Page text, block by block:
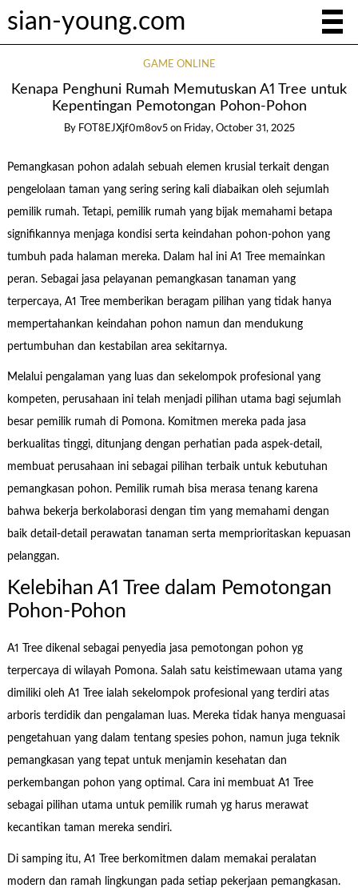
sian-young.com
GAME ONLINE
Kenapa Penghuni Rumah Memutuskan A1 Tree untuk
Kepentingan Pemotongan Pohon-Pohon
By FOT8EJXjf0m8ov5 on Friday, October 31, 2025
Pemangkasan pohon adalah sebuah elemen krusial terkait dengan
pengelolaan taman yang sering sering kali diabaikan oleh sejumlah
pemilik rumah. Tetapi, pemilik rumah yang bijak memahami betapa
signifikannya menjaga kondisi serta keindahan pohon-pohon yang
tumbuh pada halaman mereka. Dalam hal ini A1 Tree memainkan
peran. Sebagai jasa pelayanan pemangkasan tanaman yang
terpercaya, A1 Tree memberikan beragam pilihan yang tidak hanya
mempertahankan keindahan pohon namun dan mendukung
pertumbuhan dan kestabilan area sekitarnya.
Melalui pengalaman yang luas dan sekelompok profesional yang
kompeten, perusahaan ini telah menjadi pilihan utama bagi sejumlah
besar pemilik rumah di Pomona. Komitmen mereka pada jasa
berkualitas tinggi, ditunjang dengan perhatian pada aspek-detail,
membuat perusahaan ini sebagai pilihan terbaik untuk kebutuhan
pemangkasan pohon. Pemilik rumah bisa merasa tenang karena
bahwa bekerja berkolaborasi dengan tim yang memahami dengan
baik detail-detail perawatan tanaman serta memprioritaskan kepuasan
pelanggan.
Kelebihan A1 Tree dalam Pemotongan
Pohon-Pohon
A1 Tree dikenal sebagai penyedia jasa pemotongan pohon yg
terpercaya di wilayah Pomona. Salah satu keistimewaan utama yang
dimiliki oleh A1 Tree ialah sekelompok profesional yang terdiri atas
arboris terdidik dan pengalaman luas. Mereka tidak hanya menguasai
pengetahuan yang dalam tentang spesies pohon, namun juga teknik
pemangkasan yang tepat untuk menjamin kesehatan dan
perkembangan pohon yang optimal. Cara ini membuat A1 Tree
sebagai pilihan utama untuk pemilik rumah yg harus merawat
kecantikan taman mereka sendiri.
Di samping itu, A1 Tree berkomitmen dalam memakai peralatan
modern dan ramah lingkungan pada setiap pekerjaan pemangkasan.